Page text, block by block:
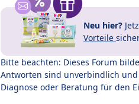
Neu hier?
Vorteile
Bitte beachten: Dieses Forum
Antworten sind unverbindlich
Diagnose oder Beratung für den